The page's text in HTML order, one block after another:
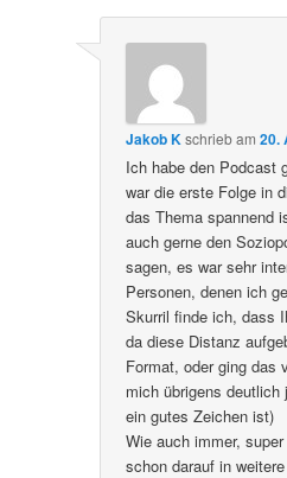
Jakob Kschriebam20.
Ich habe den Podcast
war die erste Folge in
das Thema spannend
auch gerne den
sagen, es war sehr
Personen, denen ich
Skurril finde ich, dass
da diese Distanz
Format, oder ging das
mich übrigens
ein gutes Zeichen ist)
Wie auch immer,
schon darauf in